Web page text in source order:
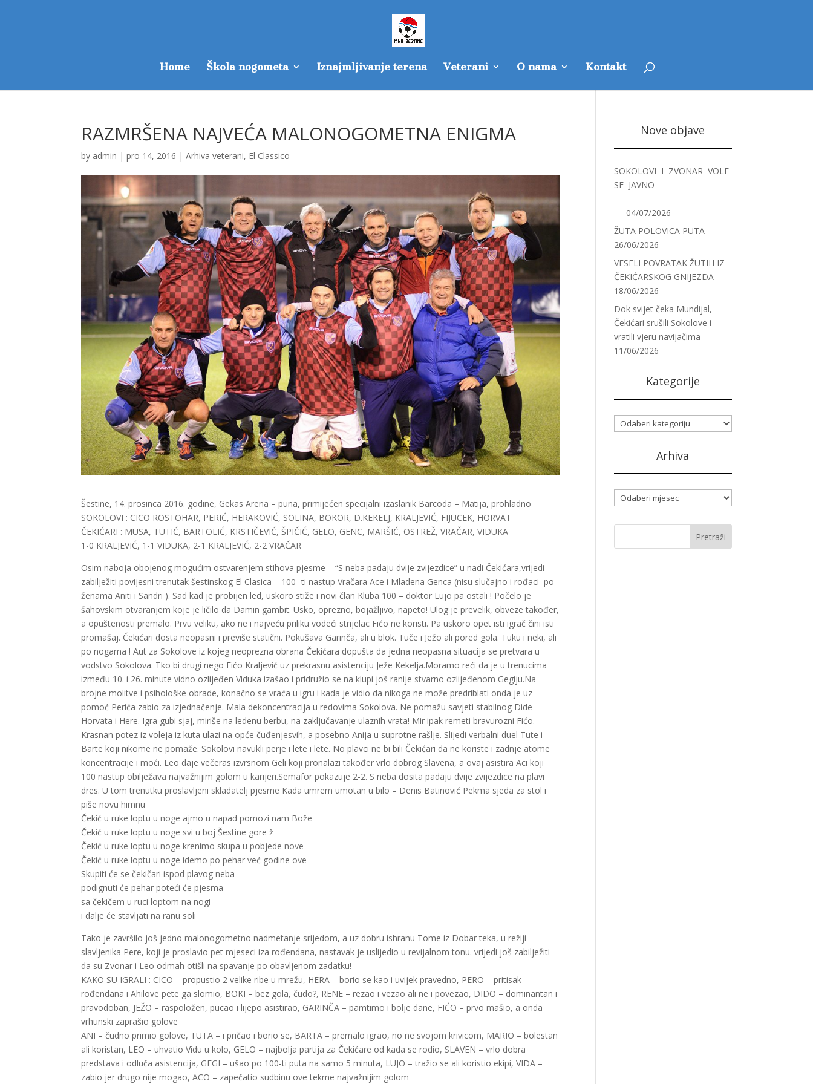
Home Škola nogometa Iznajmljivanje terena Veterani O nama Kontakt
RAZMRŠENA NAJVEĆA MALONOGOMETNA ENIGMA
by admin |pro 14, 2016 |Arhiva veterani, El Classico
Šestine, 14. prosinca 2016. godine, Gekas Arena – puna, primijećen specijalni izaslanik Barcoda – Matija, prohladno
SOKOLOVI : CICO ROSTOHAR, PERIĆ, HERAKOVIĆ, SOLINA, BOKOR, D.KEKELJ, KRALJEVIĆ, FIJUCEK, HORVAT
ČEKIĆARI : MUSA, TUTIĆ, BARTOLIĆ, KRSTIČEVIĆ, ŠPIČIĆ, GELO, GENC, MARŠIĆ, OSTREŽ, VRAČAR, VIDUKA
1-0 KRALJEVIĆ, 1-1 VIDUKA, 2-1 KRALJEVIĆ, 2-2 VRAČAR
Osim naboja obojenog mogućim ostvarenjem stihova pjesme – “S neba padaju dvije zvijezdice” u nadi Čekićara,vrijedi
zabilježiti povijesni trenutak šestinskog El Clasica – 100- ti nastup Vračara Ace i Mladena Genca (nisu slučajno i rođaci po
ženama Aniti i Sandri ). Sad kad je probijen led, uskoro stiže i novi član Kluba 100 – doktor Lujo pa ostali ! Počelo je
šahovskim otvaranjem koje je ličilo da Damin gambit. Usko, oprezno, bojažljivo, napeto! Ulog je prevelik, obveze također,
a opuštenosti premalo. Prvu veliku, ako ne i najveću priliku vodeći strijelac Fićo ne koristi. Pa uskoro opet isti igrač čini isti
promašaj. Čekićari dosta neopasni i previše statični. Pokušava Garinča, ali u blok. Tuče i Ježo ali pored gola. Tuku i neki, ali
po nogama ! Aut za Sokolove iz kojeg neoprezna obrana Čekićara dopušta da jedna neopasna situacija se pretvara u
vodstvo Sokolova. Tko bi drugi nego Fićo Kraljević uz prekrasnu asistenciju Ježe Kekelja.Moramo reći da je u trenucima
između 10. i 26. minute vidno ozlijeđen Viduka izašao i pridružio se na klupi još ranije stvarno ozlijeđenom Gegiju.Na
brojne molitve i psihološke obrade, konačno se vraća u igru i kada je vidio da nikoga ne može predriblati onda je uz
pomoć Perića zabio za izjednačenje. Mala dekoncentracija u redovima Sokolova. Ne pomažu savjeti stabilnog Dide
Horvata i Here. Igra gubi sjaj, miriše na ledenu berbu, na zaključavanje ulaznih vrata! Mir ipak remeti bravurozni Fićo.
Krasnan potez iz voleja iz kuta ulazi na opće čuđenjesvih, a posebno Anija u suprotne rašlje. Slijedi verbalni duel Tute i
Barte koji nikome ne pomaže. Sokolovi navukli perje i lete i lete. No plavci ne bi bili Čekićari da ne koriste i zadnje atome
koncentracije i moći. Leo daje večeras izvrsnom Geli koji pronalazi također vrlo dobrog Slavena, a ovaj asistira Aci koji
100 nastup obilježava najvažnijim golom u karijeri.Semafor pokazuje 2-2. S neba dosita padaju dvije zvijezdice na plavi
dres. U tom trenutku proslavljeni skladatelj pjesme Kada umrem umotan u bilo – Denis Batinović Pekma sjeda za stol i
piše novu himnu
Čekić u ruke loptu u noge ajmo u napad pomozi nam Bože
Čekić u ruke loptu u noge svi u boj Šestine gore ž
Čekić u ruke loptu u noge krenimo skupa u pobjede nove
Čekić u ruke loptu u noge idemo po pehar već godine ove
Skupiti će se čekičari ispod plavog neba
podignuti će pehar poteći će pjesma
sa čekičem u ruci loptom na nogi
i dalje će stavljati na ranu soli
Tako je završilo još jedno malonogometno nadmetanje srijedom, a uz dobru ishranu Tome iz Dobar teka, u režiji
slavljenika Pere, koji je proslavio pet mjeseci iza rođendana, nastavak je uslijedio u revijalnom tonu. vrijedi još zabilježiti
da su Zvonar i Leo odmah otišli na spavanje po obavljenom zadatku!
KAKO SU IGRALI : CICO – propustio 2 velike ribe u mrežu, HERA – borio se kao i uvijek pravedno, PERO – pritisak
rođendana i Ahilove pete ga slomio, BOKI – bez gola, čudo?, RENE – rezao i vezao ali ne i povezao, DIDO – dominantan i
pravodoban, JEŽO – raspoložen, pucao i lijepo asistirao, GARINČA – pamtimo i bolje dane, FIĆO – prvo mašio, a onda
vrhunski zaprašio golove
ANI – čudno primio golove, TUTA – i pričao i borio se, BARTA – premalo igrao, no ne svojom krivicom, MARIO – bolestan
ali koristan, LEO – uhvatio Vidu u kolo, GELO – najbolja partija za Čekićare od kada se rodio, SLAVEN – vrlo dobra
predstava i odluča asistencija, GEGI – ušao po 100-ti puta na samo 5 minuta, LUJO – tražio se ali koristio ekipi, VIDA –
zabio jer drugo nije mogao, ACO – zapečatio sudbinu ove tekme najvažnijim golom
Nove objave
SOKOLOVI I ZVONAR VOLE
SE JAVNO
04/07/2026
ŽUTA POLOVICA PUTA
26/06/2026
VESELI POVRATAK ŽUTIH IZ
ČEKIĆARSKOG GNIJEZDA
18/06/2026
Dok svijet čeka Mundijal,
Čekićari srušili Sokolove i
vratili vjeru navijačima
11/06/2026
Kategorije
Kategorije
Arhiva
Arhiva